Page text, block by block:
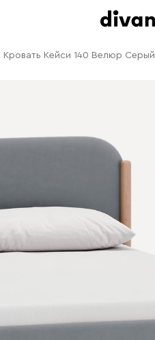
Кровать Кейси 140 Велюр Серый